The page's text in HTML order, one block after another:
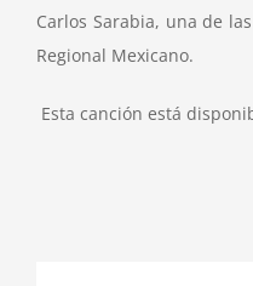
Carlos Sarabia, una de
Regional Mexicano.
Esta canción está